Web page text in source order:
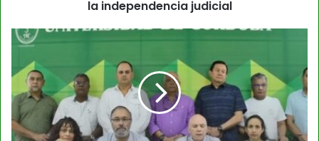
la independencia judicial